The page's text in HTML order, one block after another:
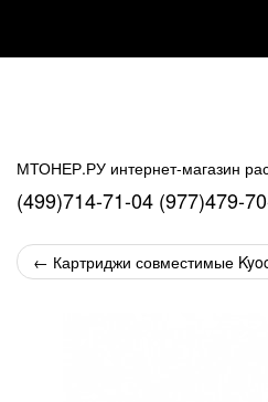
МТОНЕР.РУ интернет-магазин
(499)714-71-04 (977)479-
← Картриджи совместимые